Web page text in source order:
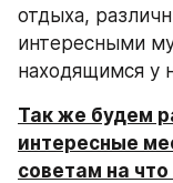
отдыха,
интересными
находящимся у
Так же будем
интересные
советам на